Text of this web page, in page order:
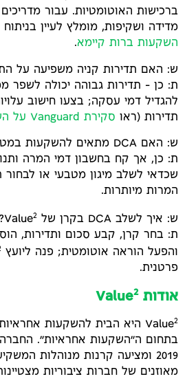
ברכישות האוטומטיות. עבור
מדידה ושקיפות, מומלץ לעיין בניתוח
השקעות ברות קיימא.
ש: האם תדירות קניה משפיעה על
ת: כן – תדירות גבוהה יכולה לשפר
להגדיל דמי עסקה; בצעו חישוב
תדירות (ראו סקירת Vanguard על השפעת עלויות
ש: האם DCA מתאים להשקעות במטבע זר?
ת: כן, אך קח בחשבון דמי המרה
שכדאי לשלב מיגון מטבעי או
המרות מיותרות.
ש: איך לשלב DCA בקרן של Value 2
והפעל הוראה אוטומטית; פנה ליועץ Value
פרטנית.
אודות Value2
Value2
היא הבית להשקעות
בתחום ה״השקעות אחראיות״.
2019 ומציעה קרנות מנוהלות
מאוזנים של חברות ציבוריות